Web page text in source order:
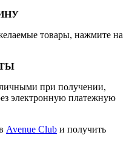
товары, нажмите на
при получении,
электронную платежную
Avenue Club и получить